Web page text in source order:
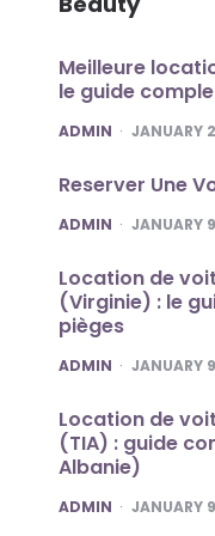
Meilleure
le guide
POSTED
ADMIN JANUARY
Reserver Une
POSTED
ADMIN JANUARY
Location de
(Virginie) : le
pièges
POSTED
ADMIN JANUARY
Location de
(TIA) : guide
Albanie)
POSTED
ADMIN JANUARY